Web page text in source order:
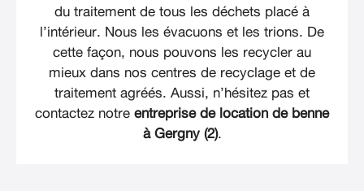
du traitement de tous les déchets placé à
l’intérieur. Nous les évacuons et les trions. De
cette façon, nous pouvons les recycler au
mieux dans nos centres de recyclage et de
traitement agréés. Aussi, n’hésitez pas et
contactez notre entreprise de location de benne
à Gergny (2).